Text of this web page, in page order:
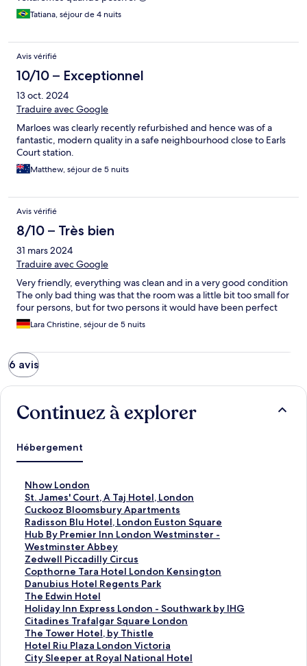
Tatiana, séjour de 4 nuits
Avis vérifié
10/10 – Exceptionnel
13 oct. 2024
Traduire avec Google
Marloes was clearly recently refurbished and hence was of a
fantastic, modern quality in a safe neighbourhood close to Earls
Court station.
Matthew, séjour de 5 nuits
Avis vérifié
8/10 – Très bien
31 mars 2024
Traduire avec Google
Very friendly, everything was clean and in a very good condition
The only bad thing was that the room was a little bit too small for
four persons, but for two persons it would have been perfect
Lara Christine, séjour de 5 nuits
6 avis
Continuez à explorer
Hébergement
Nhow London
N
h
o
w
L
o
n
d
o
n
:
l
i
e
St. James' Court, A Taj Hotel, London
S
t
.
J
a
m
e
s
'
C
o
u
r
t
Cuckooz Bloomsbury Apartments
C
u
c
k
o
o
z
B
l
o
o
m
s
Radisson Blu Hotel, London Euston Square
R
a
d
i
s
s
o
n
B
l
u
H
Hub By Premier Inn London Westminster -
Westminster Abbey
H
u
b
B
y
P
r
e
m
i
e
Zedwell Piccadilly Circus
Z
e
d
w
e
l
l
P
i
Copthorne Tara Hotel London Kensington
C
o
p
t
h
o
r
n
Danubius Hotel Regents Park
D
a
n
u
b
i
u
The Edwin Hotel
T
h
e
E
d
w
Holiday Inn Express London - Southwark by IHG
H
o
l
i
d
Citadines Trafalgar Square London
C
i
t
a
The Tower Hotel, by Thistle
T
h
e
Hotel Riu Plaza London Victoria
H
o
City Sleeper at Royal National Hotel
C